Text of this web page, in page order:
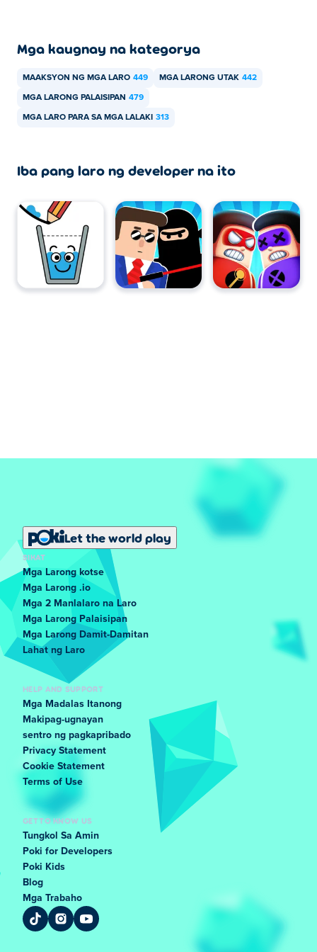
computer at mga mobile device tulad ng mga telepono at
Mga kaugnay na kategorya
MAAKSYON NG MGA LARO 449 MGA LARONG UTAK 442
MGA LARONG PALAISIPAN 479
MGA LARO PARA SA MGA LALAKI 313
Iba pang laro ng developer na ito
Let the world play
SIKAT
Mga Larong kotse
Mga Larong .io
Mga 2 Manlalaro na Laro
Mga Larong Palaisipan
Mga Larong Damit-Damitan
Lahat ng Laro
HELP AND SUPPORT
Mga Madalas Itanong
Makipag-ugnayan
sentro ng pagkapribado
Privacy Statement
Cookie Statement
Terms of Use
GET TO KNOW US
Tungkol Sa Amin
Poki for Developers
Poki Kids
Blog
Mga Trabaho